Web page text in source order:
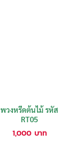
พวงหรีดต้นไม้ รหัส
RT05
1,000 บาท